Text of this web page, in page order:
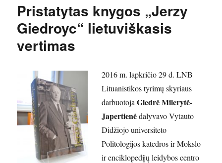
Pristatytas knygos „Jerzy
Giedroyc“ lietuviškasis
vertimas
2016 m. lapkričio 29 d. LNB
Lituanistikos tyrimų skyriaus
darbuotojaGiedrė Milerytė-
Japertienėdalyvavo Vytauto
Didžiojo universiteto
Politologijos katedros ir Mokslo
ir enciklopedijų leidybos centro